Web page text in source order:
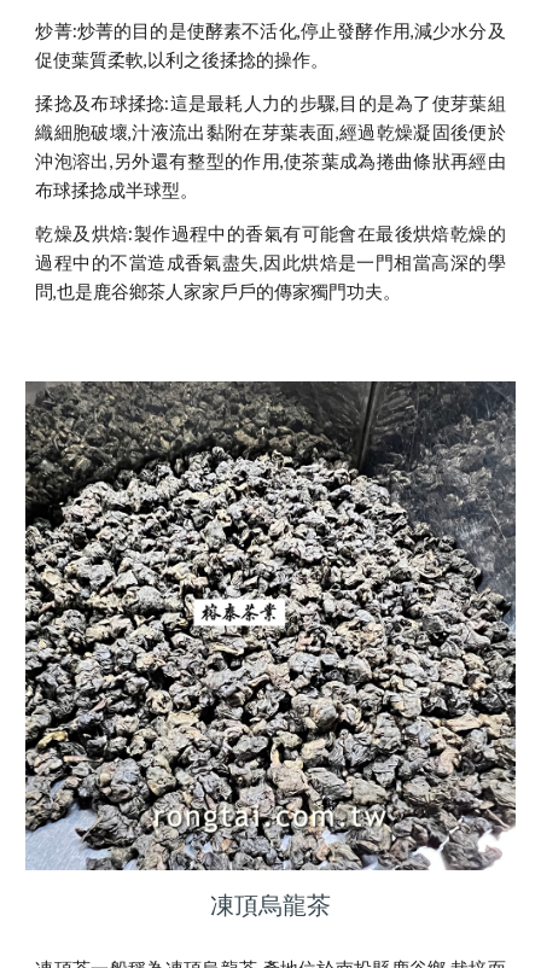
炒菁:炒菁的目的是使酵素不活化,停止發酵作用,減少水分及
促使葉質柔軟,以利之後揉捻的操作。
揉捻及布球揉捻:這是最耗人力的步驟,目的是為了使芽葉組
織細胞破壞,汁液流出黏附在芽葉表面,經過乾燥凝固後便於
沖泡溶出,另外還有整型的作用,使茶葉成為捲曲條狀再經由
布球揉捻成半球型。
乾燥及烘焙:製作過程中的香氣有可能會在最後烘焙乾燥的
過程中的不當造成香氣盡失,因此烘焙是一門相當高深的學
問,也是鹿谷鄉茶人家家戶戶的傳家獨門功夫。
凍頂烏龍茶